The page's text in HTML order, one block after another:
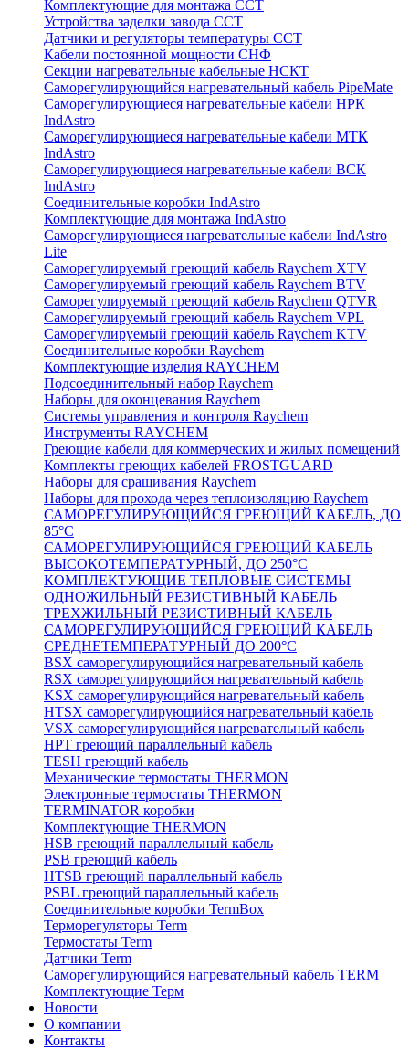
Комплектующие для монтажа ССТ
Устройства заделки завода ССТ
Датчики и регуляторы температуры ССТ
Кабели постоянной мощности СНФ
Секции нагревательные кабельные НСКТ
Саморегулирующийся нагревательный кабель PipeMate
Саморегулирующиеся нагревательные кабели НРК
IndAstro
Саморегулирующиеся нагревательные кабели МТК
IndAstro
Саморегулирующиеся нагревательные кабели ВСК
IndAstro
Соединительные коробки IndAstro
Комплектующие для монтажа IndAstro
Саморегулирующиеся нагревательные кабели IndAstro
Lite
Саморегулируемый греющий кабель Raychem XTV
Саморегулируемый греющий кабель Raychem BTV
Саморегулируемый греющий кабель Raychem QTVR
Саморегулируемый греющий кабель Raychem VPL
Саморегулируемый греющий кабель Raychem KTV
Соединительные коробки Raychem
Комплектующие изделия RAYCHEM
Подсоединительный набор Raychem
Наборы для оконцевания Raychem
Системы управления и контроля Raychem
Инструменты RAYCHEM
Греющие кабели для коммерческих и жилых помещений
Комплекты греющих кабелей FROSTGUARD
Наборы для сращивания Raychem
Наборы для прохода через теплоизоляцию Raychem
САМОРЕГУЛИРУЮЩИЙСЯ ГРЕЮЩИЙ КАБЕЛЬ, ДО
85°С
САМОРЕГУЛИРУЮЩИЙСЯ ГРЕЮЩИЙ КАБЕЛЬ
ВЫСОКОТЕМПЕРАТУРНЫЙ, ДО 250°С
КОМПЛЕКТУЮЩИЕ ТЕПЛОВЫЕ СИСТЕМЫ
ОДНОЖИЛЬНЫЙ РЕЗИСТИВНЫЙ КАБЕЛЬ
ТРЕХЖИЛЬНЫЙ РЕЗИСТИВНЫЙ КАБЕЛЬ
САМОРЕГУЛИРУЮЩИЙСЯ ГРЕЮЩИЙ КАБЕЛЬ
СРЕДНЕТЕМПЕРАТУРНЫЙ ДО 200°С
BSX саморегулирующийся нагревательный кабель
RSX саморегулирующийся нагревательный кабель
KSX саморегулирующийся нагревательный кабель
HTSX саморегулирующийся нагревательный кабель
VSX саморегулирующийся нагревательный кабель
НРТ греющий параллельный кабель
TESH греющий кабель
Механические термостаты THERMON
Электронные термостаты THERMON
TERMINATOR коробки
Комплектующие THERMON
HSB греющий параллельный кабель
PSB греющий кабель
HTSB греющий параллельный кабель
PSBL греющий параллельный кабель
Соединительные коробки TermBox
Терморегуляторы Term
Термостаты Term
Датчики Term
Саморегулирующийся нагревательный кабель TERM
Комплектующие Терм
Новости
О компании
Контакты